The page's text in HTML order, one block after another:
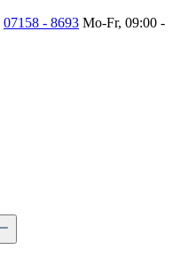
07158 - 8693 Mo-Fr, 09:00 -